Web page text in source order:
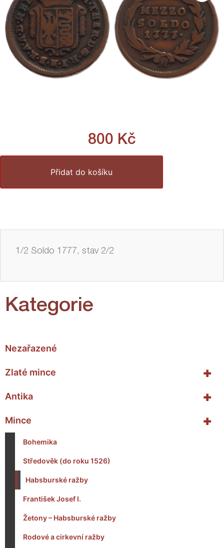
Kategorie
Nezařazené
+
Zlaté mince
+
Antika
+
Mince
Bohemika
Středověk (do roku 1526)
Habsburské ražby
František Josef I.
Žetony – Habsburské ražby
Rodové a cirkevní ražby
800 Kč
Přidat do košíku
1/2 Soldo 1777, stav 2/2